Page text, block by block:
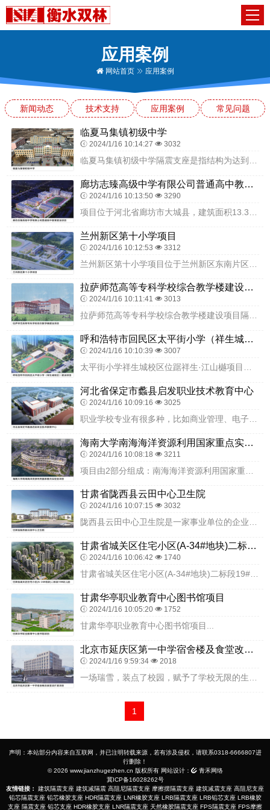
应用案例
网站首页 应用案例
新闻动态 技术支持 应用案例 常见问题
临夏马集镇初级中学
2024/1/16 10:14:27 3032
廊坊志臻高级中学有限公司普通高中教育建设项目
2024/1/16 10:13:50 3290
兰州新区第十小学项目
2024/1/16 10:12:53 3312
拉萨师范高等专科学校综合教学楼建设项目
2024/1/16 10:11:41 3013
拉萨师范高等专科学校综合教学楼建设项目隔震支座是指结构为达到隔震要求而设置的支承装置，是在上部结构与地基之间增加隔震层，安装橡胶隔震支座，起到与地面的软连接，通...
呼和浩特市回民区太平街小学（祥生城校区）建设项目
2024/1/16 10:10:39 3007
河北省保定市蠡县启发职业技术教育中心
2024/1/16 10:09:16 3025
海南大学南海海洋资源利用国家重点实验室项目
2024/1/16 10:08:18 3211
甘肃省陇西县云田中心卫生院
2024/1/16 10:07:15 3032
陇西县云田中心卫生院是一家事业单位的企业,位于陇西县云田镇三十铺村下街社30号,目前处于开业状态,经营范围包括为人民身体健康提供医疗与预防保健服务。医疗,常见病...
甘肃省城关区住宅小区(A-34#地块)二标段19#幼儿园
2024/1/16 10:06:42 1740
甘肃华亭职业教育中心图书馆项目
2024/1/16 10:05:20 1752
甘肃华亭职业教育中心图书馆项目...
北京市延庆区第一中学宿舍楼及食堂改扩建项目
2024/1/16 9:59:34 2018
1
声明：本站部分内容来自互联网，并已注明转载来源，若有涉及侵权，请联系0318-6666807进
行删除！
© 2026 www.jianzhugezhen.cn 版权所有 网站设计：
青禾网络
冀ICP备16028262号
友情链接：
建筑隔震支座 建筑减隔震 高阻尼隔震支座 摩擦摆隔震支座 建筑减震支座 高阻尼支座
铅芯隔震支座 铅芯橡胶支座 HDR隔震支座 LNR橡胶支座 LRB隔震支座 LRB铅芯支座 LRB橡胶
支座 隔震支座 铅芯支座 HDR橡胶支座 LNR隔震支座 天然橡胶隔震支座 FPS隔震支座 FPS摩擦